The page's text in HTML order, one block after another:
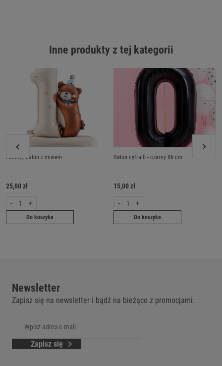
Inne produkty z tej kategorii
Foliowy balon z misiem
25,00 zł
- +
Do koszyka
Balon cyfra 0 - czarny 86 cm
15,00 zł
- +
Do koszyka
Newsletter
Zapisz się na newsletter i bądź na bieżąco z promocjami.
Zapisz się